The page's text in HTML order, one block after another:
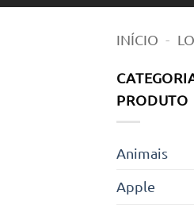
INÍCIO -
PRODUTO
Animais
Apple